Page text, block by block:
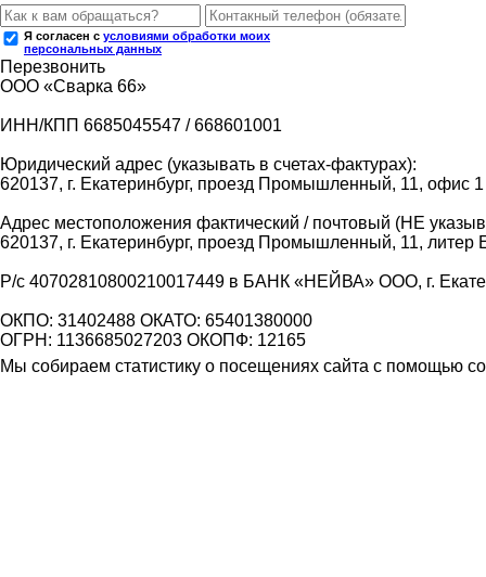
Я согласен с условиями обработки моих
персональных данных
Перезвонить
ООО «Сварка 66»
ИНН/КПП 6685045547 / 668601001
Юридический адрес (указывать в счетах-фактурах):
620137, г. Екатеринбург, проезд Промышленный, 11, офис 1
Адрес местоположения фактический / почтовый (НЕ
620137, г. Екатеринбург, проезд Промышленный, 11, литер
Р/с 40702810800210017449 в БАНК «НЕЙВА» ООО, г.
ОКПО: 31402488 ОКАТО: 65401380000
ОГРН: 1136685027203 ОКОПФ: 12165
Мы собираем статистику о посещениях сайта с помощью